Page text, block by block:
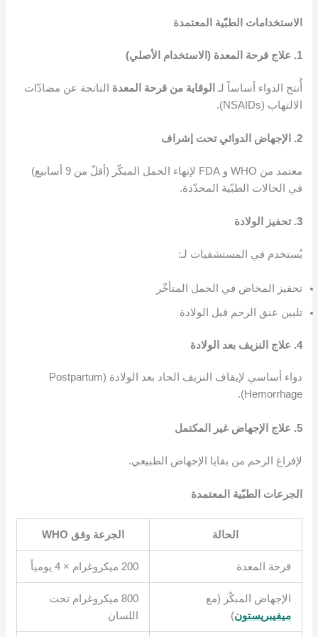
الاستخدامات الطبّية المعتمدة
1. علاج قرحة المعدة (الاستخدام الأصلي)
أُنتج الدواء أساساً لـ الوقاية من قرحة المعدة الناتجة عن مضادّات
الالتهاب (NSAIDs).
2. الإجهاض الدوائي تحت إشراف
معتمد من WHO و FDA لإنهاء الحمل المبكّر (أقلّ من 9 أسابيع)
في الحالات الطبّية المحدّدة.
3. تحفيز الولادة
يُستخدم في المستشفيات لـ:
تحفيز المخاض في الحمل المتأخّر
تليين عنق الرحم قبل الولادة
4. علاج النزيف بعد الولادة
دواء أساسي لإيقاف النزيف الحاد بعد الولادة (Postpartum
Hemorrhage).
5. علاج الإجهاض غير المكتمل
لإفراغ الرحم من بقايا الإجهاض الطبيعي.
الجرعات الطبّية المعتمدة
الحالة الجرعة وفق WHO
قرحة المعدة 200 ميكروغرام × 4 يومياً
الإجهاض المبكّر (مع
ميفيبريستون)
800 ميكروغرام تحت
اللسان